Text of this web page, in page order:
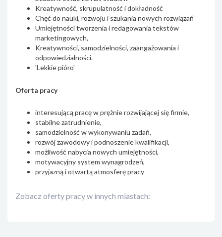
Kreatywność, skrupulatność i dokładność
Chęć do nauki, rozwoju i szukania nowych rozwiązań
Umiejętności tworzenia i redagowania tekstów
marketingowych,
Kreatywności, samodzielności, zaangażowania i
odpowiedzialności.
'Lekkie pióro'
Oferta pracy
interesującą pracę w prężnie rozwijającej się firmie,
stabilne zatrudnienie,
samodzielność w wykonywaniu zadań,
rozwój zawodowy i podnoszenie kwalifikacji,
możliwość nabycia nowych umiejętności,
motywacyjny system wynagrodzeń,
przyjazną i otwartą atmosferę pracy
Zobacz oferty pracy w innych miastach: